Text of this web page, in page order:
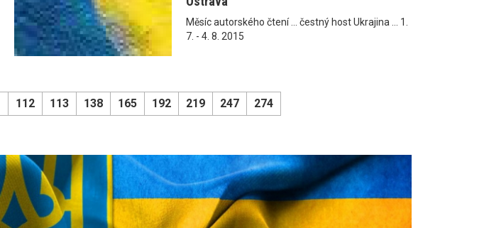
Měsíc autorského čtení ... čestný host Ukrajina ... 1.
7. - 4. 8. 2015
112 113 138 165 192 219 247 274